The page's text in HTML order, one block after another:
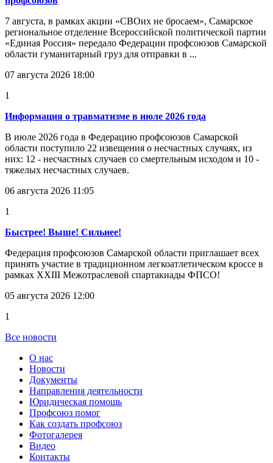
7 августа, в рамках акции «СВОих не бросаем», Самарское
региональное отделение Всероссийской политической партии
«Единая Россия» передало Федерации профсоюзов Самарской
области гуманитарный груз для отправки в ...
07 августа 2026 18:00
1
Информация о травматизме в июле 2026 года
В июле 2026 года в Федерацию профсоюзов Самарской
области поступило 22 извещения о несчастных случаях, из
них: 12 - несчастных случаев со смертельным исходом и 10 -
тяжелых несчастных случаев.
06 августа 2026 11:05
1
Быстрее! Выше! Сильнее!
Федерация профсоюзов Самарской области приглашает всех
принять участие в традиционном легкоатлетическом кроссе в
рамках XXIII Межотраслевой спартакиады ФПСО!
05 августа 2026 12:00
1
Все новости
О нас
Новости
Документы
Направления деятельности
Юридическая помощь
Профсоюз помог
Как создать профсоюз
Фотогалерея
Видео
Контакты